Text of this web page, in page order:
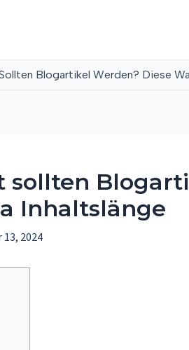
Blogartikel Werden? Diese
sollten
Inhaltslänge
2024